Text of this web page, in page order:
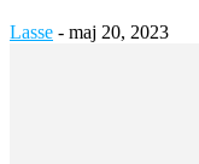
Lasse - maj 20, 2023